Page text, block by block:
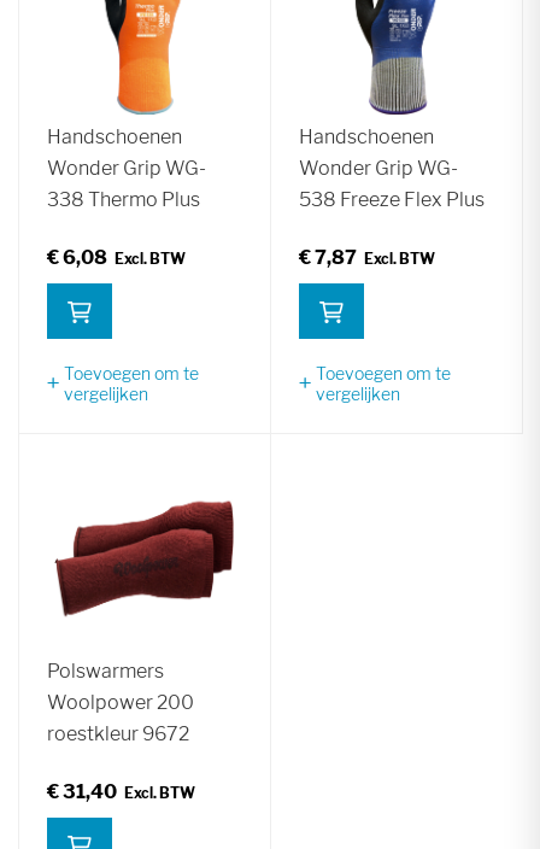
Handschoenen
Wonder Grip WG-
338 Thermo Plus
€ 6,08
Toevoegen om te
vergelijken
Handschoenen
Wonder Grip WG-
538 Freeze Flex Plus
€ 7,87
Toevoegen om te
vergelijken
Polswarmers
Woolpower 200
roestkleur 9672
€ 31,40